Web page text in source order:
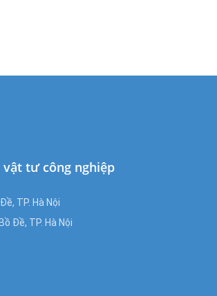
tư công nghiệp
TP. Hà Nội
Đề, TP. Hà Nội